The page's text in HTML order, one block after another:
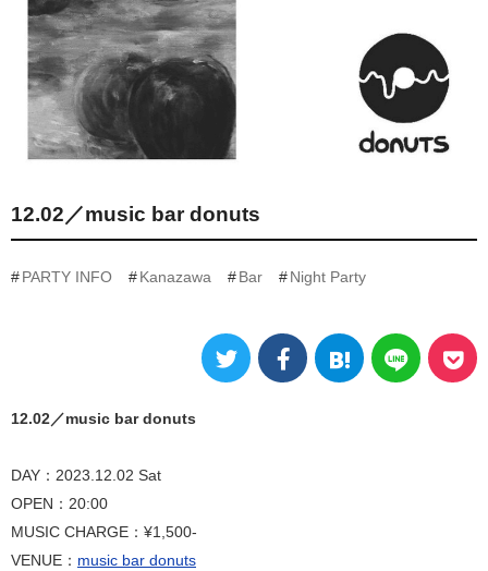
12.02／music bar donuts
PARTY INFO Kanazawa Bar Night Party
12.02／music bar donuts
DAY：2023.12.02 Sat
OPEN：20:00
MUSIC CHARGE：¥1,500-
VENUE： music bar donuts